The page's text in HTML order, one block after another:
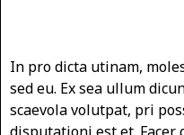
In pro dicta utinam,
sed eu. Ex sea ullum
scaevola volutpat, pri